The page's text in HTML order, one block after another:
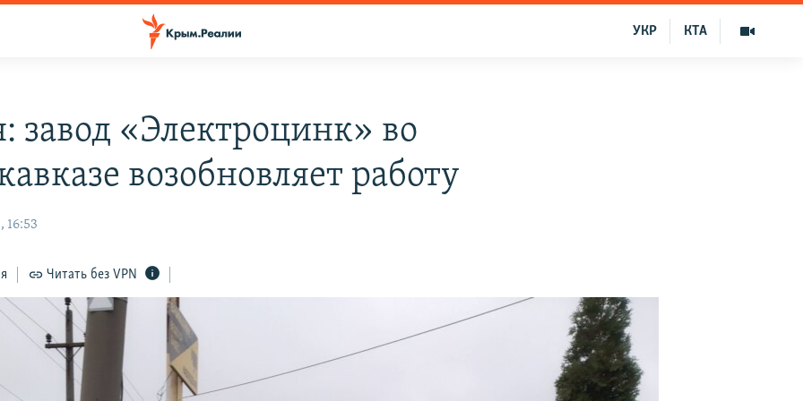
КТА
УКР
завод «Электроцинк» во
возобновляет работу
16:53
Читать без VPN